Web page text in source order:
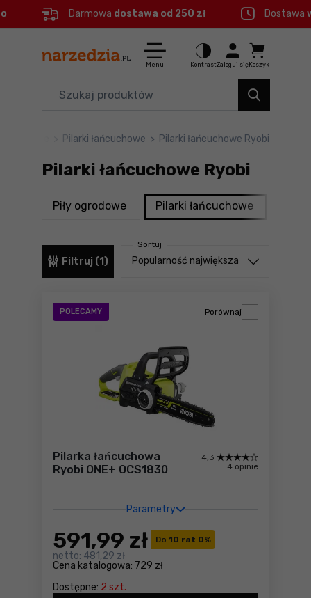
Menu główne
Filtry
Produkty
Mapa strony
Darmowa dostawa od 250 zł Dostawa
Menu KontrastZaloguj się Koszyk
Elektronarzędzia
BHP
Branże
Okazje
Pilarki łańcuchowe > Pilarki łańcuchowe Ryobi
Pilarki łańcuchowe Ryobi
Piły ogrodowe produktyPilarki łańcuchowe
Filtruj (1)
Sortuj
Sortuj od
Popularność największa
POLECAMY
Pilarka łańcuchowa
Ryobi ONE+ OCS1830
Parametry
4,3
4 opinie
Do 10 rat 0%
Cena katalogowa: 729 zł
591,99 zł
netto: 481,29 zł
Dostępne: 2 szt.
Porównaj